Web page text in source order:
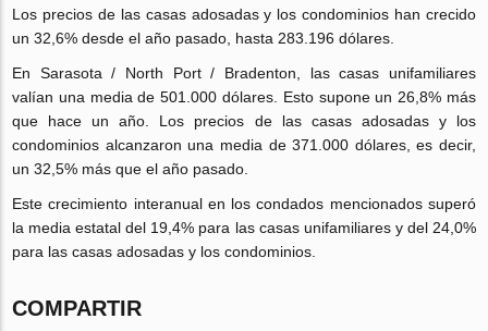
Los precios de las casas adosadas y los condominios han crecido
un 32,6% desde el año pasado, hasta 283.196 dólares.
En Sarasota / North Port / Bradenton, las casas unifamiliares
valían una media de 501.000 dólares. Esto supone un 26,8% más
que hace un año. Los precios de las casas adosadas y los
condominios alcanzaron una media de 371.000 dólares, es decir,
un 32,5% más que el año pasado.
Este crecimiento interanual en los condados mencionados superó
la media estatal del 19,4% para las casas unifamiliares y del 24,0%
para las casas adosadas y los condominios.
COMPARTIR